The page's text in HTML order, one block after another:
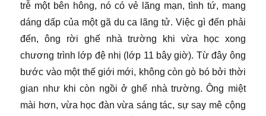
trễ một bên hông, nó có vẻ lãng mạn, tình tứ, mang
dáng dấp của một gã du ca lãng tử. Việc gì đến phải
đến, ông rời ghế nhà trường khi vừa học xong
chương trình lớp đệ nhị (lớp 11 bây giờ). Từ đây ông
bước vào một thế giới mới, không còn gò bó bởi thời
gian như khi còn ngồi ở ghế nhà trường. Ông miệt
mài hơn, vừa học đàn vừa sáng tác, sự say mê cộng